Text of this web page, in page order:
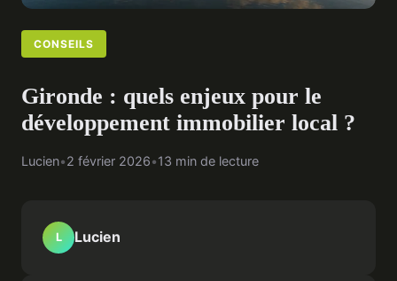
CONSEILS
Gironde : quels enjeux pour le
développement immobilier local ?
Lucien•2 février 2026•13 min de lecture
L Lucien